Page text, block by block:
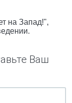
на Запад!",
Ваш